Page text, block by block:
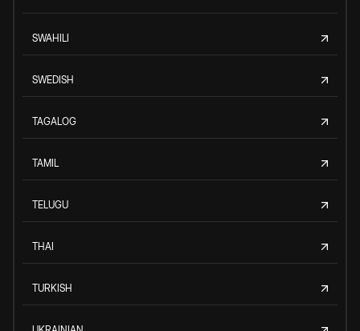
SWAHILI
SWEDISH
TAGALOG
TAMIL
TELUGU
THAI
TURKISH